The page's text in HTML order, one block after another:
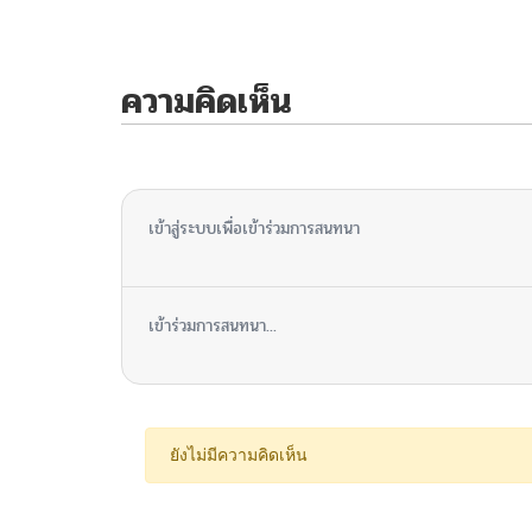
ความคิดเห็น
เข้าสู่ระบบเพื่อเข้าร่วมการสนทนา
เข้าร่วมการสนทนา...
ยังไม่มีความคิดเห็น